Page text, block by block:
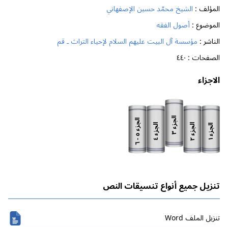
المؤلف : الشيخ محمّد حسين الإصفهاني
الموضوع :أصول الفقه
الناشر : مؤسسة آل البيت عليهم السلام لإحياء التراث ـ قم
الصفحات : ٤٤٠
الاجزاء
الجزء
١
الجزء
٢
الجزء
٣ الجزء
٤
الجزء
٥
-
٦
تنزيل جميع أنواع تنسيقات النص
تنزیل الملف Word